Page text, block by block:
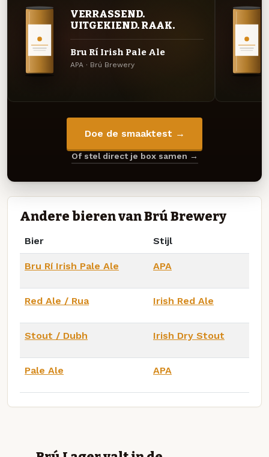
VERRASSEND.
UITGEKIEND. RAAK.
Bru Rí Irish Pale Ale
APA · Brú Brewery
Doe de smaaktest →
Of stel direct je box samen →
Andere bieren van Brú Brewery
Bier Stijl
Bru Rí Irish Pale Ale APA
Red Ale / Rua Irish Red Ale
Stout / Dubh Irish Dry Stout
Pale Ale APA